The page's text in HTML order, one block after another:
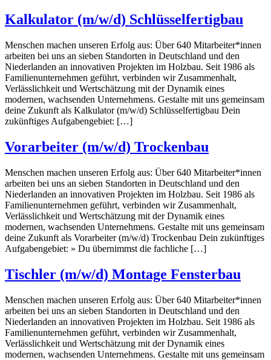
Kalkulator (m/w/d) Schlüsselfertigbau
Menschen machen unseren Erfolg aus: Über 640 Mitarbeiter*innen
arbeiten bei uns an sieben Standorten in Deutschland und den
Niederlanden an innovativen Projekten im Holzbau. Seit 1986 als
Familienunternehmen geführt, verbinden wir Zusammenhalt,
Verlässlichkeit und Wertschätzung mit der Dynamik eines
modernen, wachsenden Unternehmens. Gestalte mit uns gemeinsam
deine Zukunft als Kalkulator (m/w/d) Schlüsselfertigbau Dein
zukünftiges Aufgabengebiet: […]
Vorarbeiter (m/w/d) Trockenbau
Menschen machen unseren Erfolg aus: Über 640 Mitarbeiter*innen
arbeiten bei uns an sieben Standorten in Deutschland und den
Niederlanden an innovativen Projekten im Holzbau. Seit 1986 als
Familienunternehmen geführt, verbinden wir Zusammenhalt,
Verlässlichkeit und Wertschätzung mit der Dynamik eines
modernen, wachsenden Unternehmens. Gestalte mit uns gemeinsam
deine Zukunft als Vorarbeiter (m/w/d) Trockenbau Dein zukünftiges
Aufgabengebiet: » Du übernimmst die fachliche […]
Tischler (m/w/d) Montage Fensterbau
Menschen machen unseren Erfolg aus: Über 640 Mitarbeiter*innen
arbeiten bei uns an sieben Standorten in Deutschland und den
Niederlanden an innovativen Projekten im Holzbau. Seit 1986 als
Familienunternehmen geführt, verbinden wir Zusammenhalt,
Verlässlichkeit und Wertschätzung mit der Dynamik eines
modernen, wachsenden Unternehmens. Gestalte mit uns gemeinsam